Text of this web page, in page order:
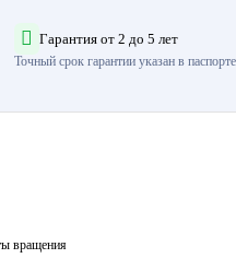
Гарантия от 2 до 5 лет
Точный срок гарантии указан в
вращения